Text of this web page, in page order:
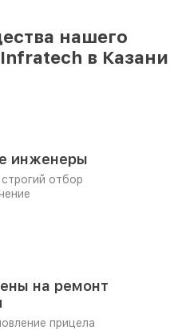
нашего
в Казани
инженеры
отбор
на ремонт
прицела